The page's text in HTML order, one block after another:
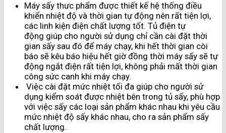
Máy sấy thưc phẩm được thiết kế hệ thống điều
khiển nhiệt độ và thời gian tự động nên rất tiện lợi,
các linh kiện điện chất lượng tốt. Tủ điện tự
động giúp cho người sử dụng chỉ cần cài đặt thời
gian sấy sau đó để máy chạy, khi hết thời gian còi
báo sẽ kêu báo hiệu hết giờ đồng thời máy sấy sẽ tự
động ngắt điện rất tiện lợi, không phải mất thời gian
công sức canh khi máy chạy.
Việc cài đặt mức nhiệt tối đa giúp cho người sử
dụng kiểm soát được nhiệt bên trong tủ sấy, phù hợp
với việc sấy các loại sản phẩm khác nhau khi yêu cầu
mức nhiệt độ sấy khác nhau, cho ra sản phẩm sấy
chất lượng.